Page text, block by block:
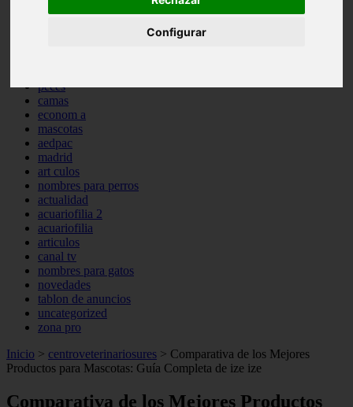
Configurar
cr a
peces
camas
econom a
mascotas
aedpac
madrid
art culos
nombres para perros
actualidad
acuariofilia 2
acuariofilia
articulos
canal tv
nombres para gatos
novedades
tablon de anuncios
uncategorized
zona pro
Inicio > centroveterinariosures > Comparativa de los Mejores
Productos para Mascotas: Guía Completa de ize ize
Comparativa de los Mejores Productos